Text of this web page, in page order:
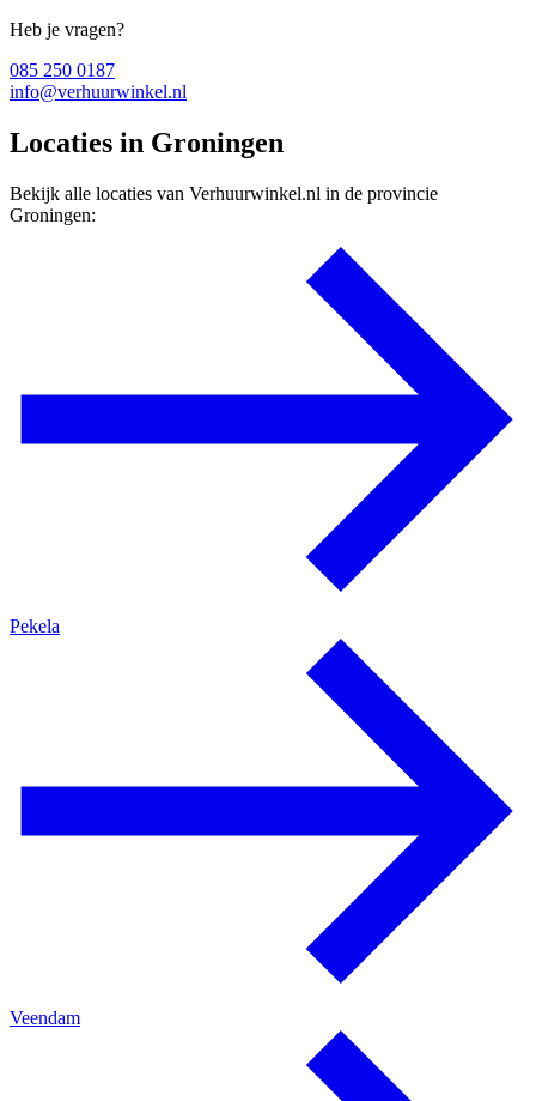
Heb je vragen?
085 250 0187
info@verhuurwinkel.nl
Locaties in Groningen
Bekijk alle locaties van Verhuurwinkel.nl in de provincie
Groningen:
Pekela
Veendam